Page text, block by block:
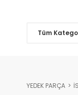
Tüm
YEDEK PARÇA